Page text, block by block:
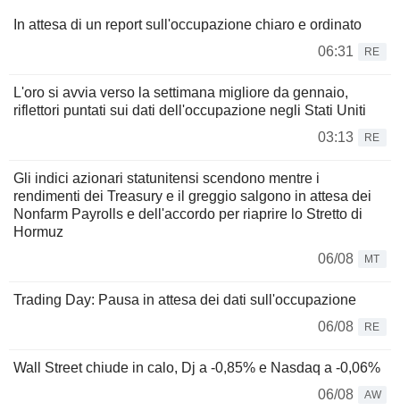
In attesa di un report sull'occupazione chiaro e ordinato
06:31
RE
L'oro si avvia verso la settimana migliore da gennaio,
riflettori puntati sui dati dell'occupazione negli Stati Uniti
03:13
RE
Gli indici azionari statunitensi scendono mentre i
rendimenti dei Treasury e il greggio salgono in attesa dei
Nonfarm Payrolls e dell'accordo per riaprire lo Stretto di
Hormuz
06/08
MT
Trading Day: Pausa in attesa dei dati sull'occupazione
06/08
RE
Wall Street chiude in calo, Dj a -0,85% e Nasdaq a -0,06%
06/08
AW